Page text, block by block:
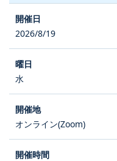
2026/8/19
水
オンライン(Zoom)